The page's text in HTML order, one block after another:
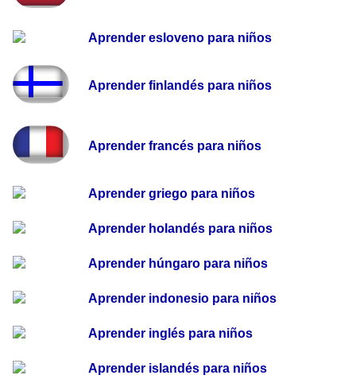
Aprender esloveno para niños
Aprender finlandés para niños
Aprender francés para niños
Aprender griego para niños
Aprender holandés para niños
Aprender húngaro para niños
Aprender indonesio para niños
Aprender inglés para niños
Aprender islandés para niños